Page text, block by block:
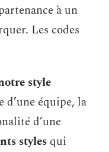
à un
Les codes
style
d’une équipe, la
d’une
styles qui